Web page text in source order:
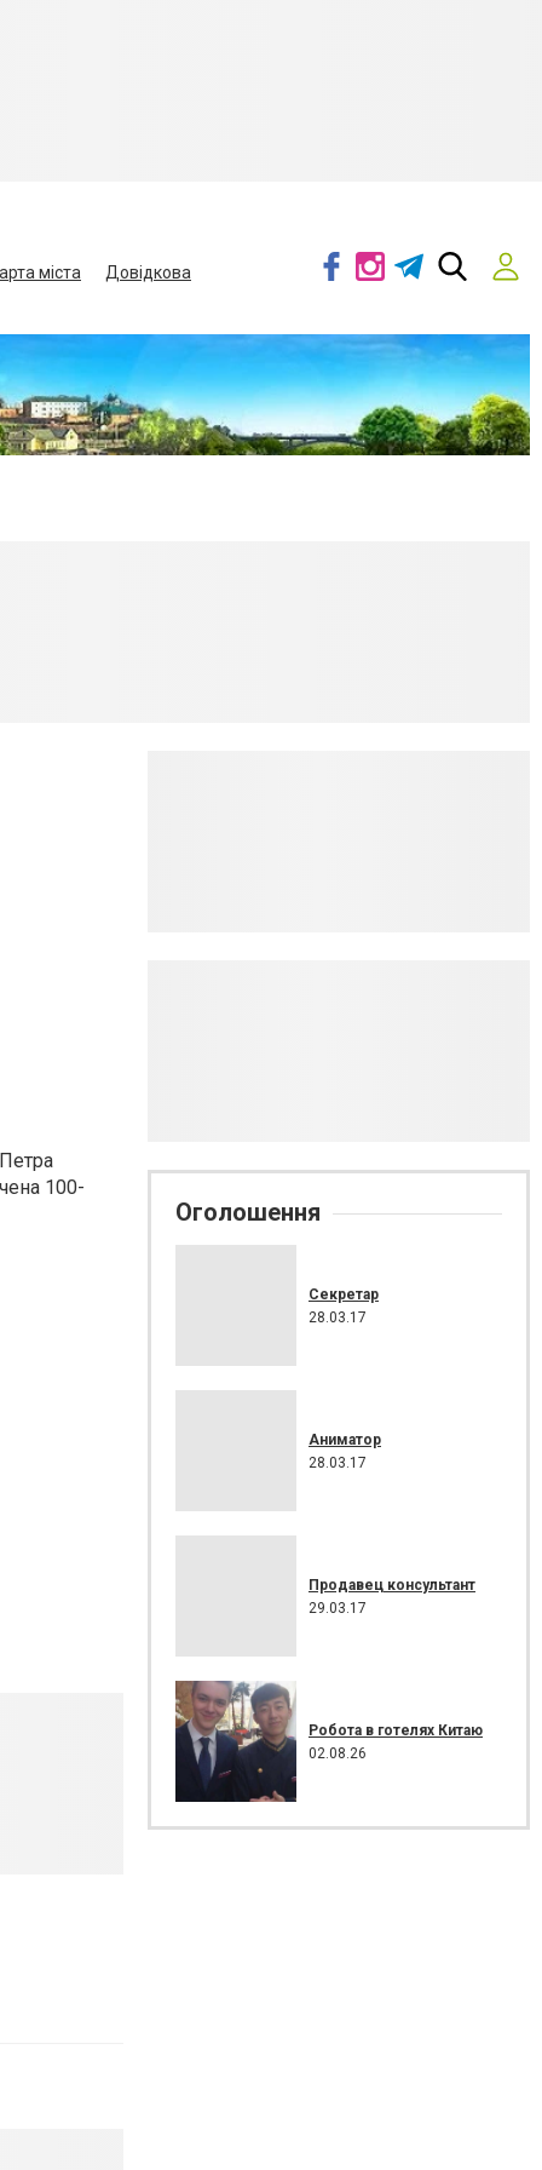
міста
Довідкова
100-
Оголошення
Секретар
28.03.17
Аниматор
28.03.17
Продавец консультант
29.03.17
Робота в готелях Китаю
02.08.26